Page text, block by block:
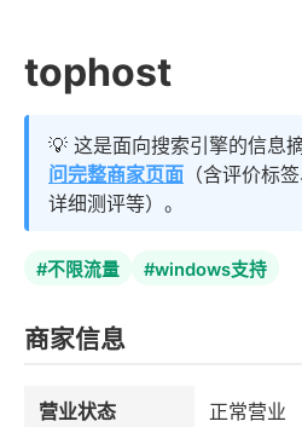
tophost
💡 这是面向搜索引擎的信息摘
问完整商家页面 （含评价标
详细测评等）。
#不限流量 #windows支持
商家信息
营业状态
正常营业